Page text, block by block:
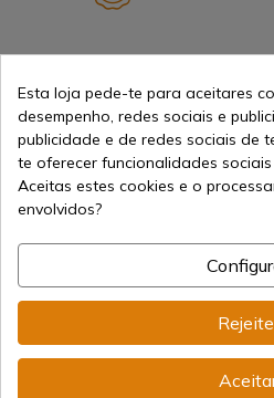
Seguros
Frete
info@aceros-de-hispania.com
Esta loja pede-te para aceitares
desempenho, redes sociais e
publicidade e de redes sociais de
te oferecer funcionalidades
Aceitas estes cookies e o
envolvidos?